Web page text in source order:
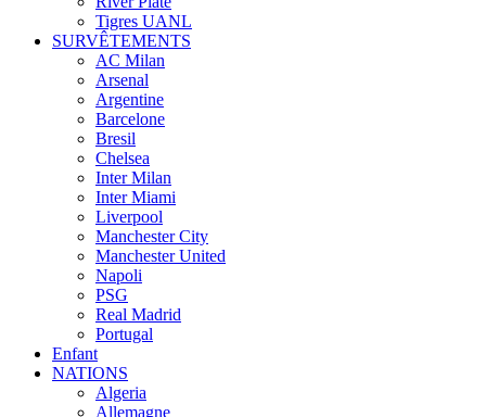
Tigres UANL
SURVÊTEMENTS
AC Milan
Arsenal
Argentine
Barcelone
Bresil
Chelsea
Inter Milan
Inter Miami
Liverpool
Manchester City
Manchester United
Napoli
PSG
Real Madrid
Portugal
Enfant
NATIONS
Algeria
Allemagne